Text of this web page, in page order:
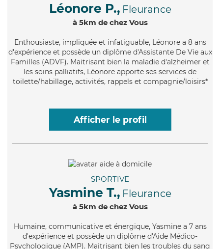
Léonore P., Fleurance
à 5km de chez Vous
Enthousiaste, impliquée et infatiguable, Léonore a 8 ans
d'expérience et possède un diplôme d'Assistante De Vie aux
Familles (ADVF). Maitrisant bien la maladie d'alzheimer et
les soins palliatifs, Léonore apporte ses services de
toilette/habillage, activités, rappels et compagnie/loisirs*
Afficher le profil
SPORTIVE
Yasmine T., Fleurance
à 5km de chez Vous
Humaine, communicative et énergique, Yasmine a 7 ans
d'expérience et possède un diplôme d'Aide Médico-
Psychologique (AMP). Maitrisant bien les troubles du sang